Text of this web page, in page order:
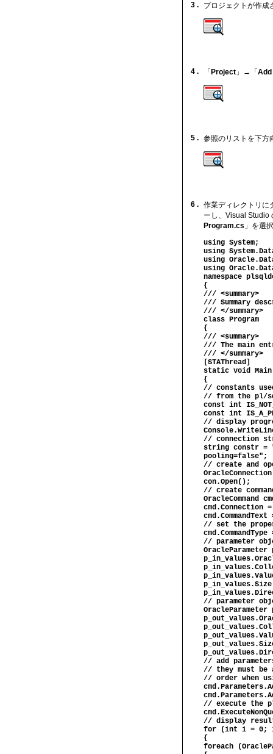
3 . プロジェクトが作成
4 . 「 Project 」→「 Add
5 . 参照のリストを下方
6 .
作業ディレクトリに
ーし、Visual Studio
Program.cs 」を選
using System;
using
using
using
namespace
{
/// <summary>
/// Summary
/// </summary>
class Program
{
/// <summary>
/// The main
/// </summary>
[STAThread]
static void
{
// constants
// from the pl/
const int
const int
// display
// connection
string constr =
pooling=false";
// create and
con.Open();
// create
OracleCommand
cmd.Connection
// set the proper
// parameter
// parameter
// add
// they must be
// order when
// execute the
// display
for (int i = 0; i
{
foreach